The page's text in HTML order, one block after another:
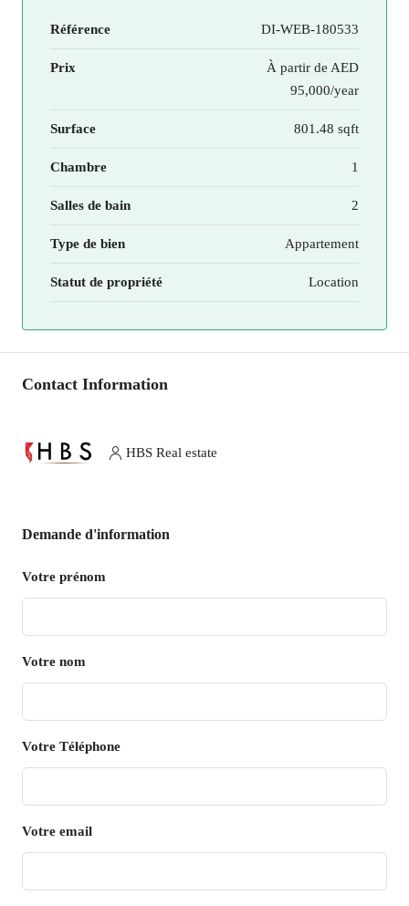
Référence DI-WEB-180533
Prix À partir de AED
95,000/year
Surface 801.48 sqft
Chambre 1
Salles de bain 2
Type de bien Appartement
Statut de propriété Location
Contact Information
HBS Real estate
Demande d'information
Votre prénom
Votre nom
Votre Téléphone
Votre email